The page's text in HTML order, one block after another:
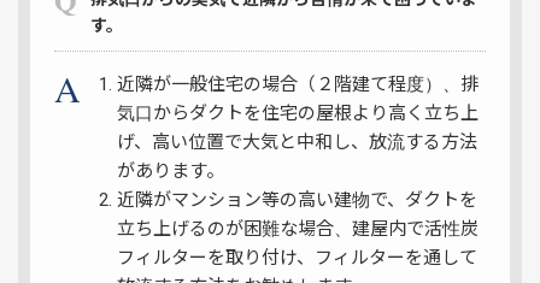
す。
近隣が一般住宅の場合（２階建て程度）、排
気口からダクトを住宅の屋根より高く立ち上
げ、高い位置で大気と中和し、放流する方法
があります。
近隣がマンション等の高い建物で、ダクトを
立ち上げるのが困難な場合、建屋内で活性炭
フィルターを取り付け、フィルターを通して